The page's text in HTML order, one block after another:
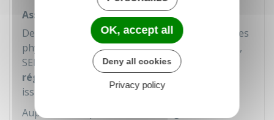
Associés titulaires de BNC
Depuis le 1
janvier 2024, les associés personnes
physiques de sociétés d'exercice libéral (SELARL,
SELAS, SELAFA...) connaissent un nouveau
régime de taxation de leur rémunération
issue de leur activité libérale.
Auparavant imposée dans la catégorie des
OK, accept all
Deny all cookies
Privacy policy